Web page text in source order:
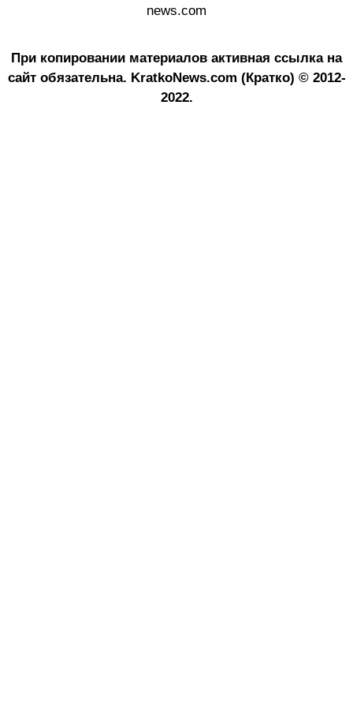
news.com
При копировании материалов активная ссылка на
сайт обязательна. KratkoNews.com (Кратко) © 2012-
2022.